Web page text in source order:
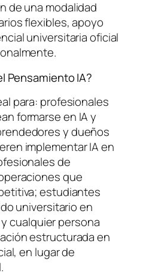
de una modalidad
flexibles, apoyo
universitaria oficial
Pensamiento IA?
para: profesionales
formarse en IA y
y dueños
implementar IA en
de
que
estudiantes
universitario en
cualquier persona
estructurada en
en lugar de